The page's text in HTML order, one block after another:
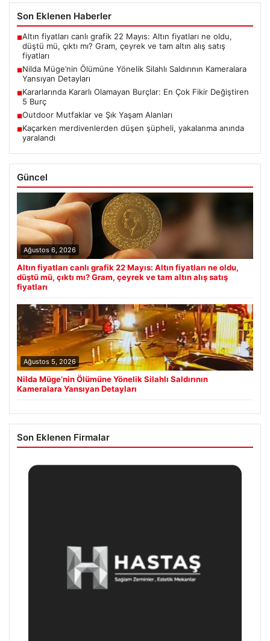
Son Eklenen Haberler
■Altın fiyatları canlı grafik 22 Mayıs: Altın fiyatları ne oldu,
düştü mü, çıktı mı? Gram, çeyrek ve tam altın alış satış
fiyatları
■Nilda Müge’nin Ölümüne Yönelik Silahlı Saldırının Kameralara
Yansıyan Detayları
■Kararlarında Kararlı Olamayan Burçlar: En Çok Fikir Değiştiren
5 Burç
■Outdoor Mutfaklar ve Şık Yaşam Alanları
■Kaçarken merdivenlerden düşen şüpheli, yakalanma anında
yaralandı
Güncel
Ağustos 6, 2026
Altın fiyatları canlı grafik 22 Mayıs: Altın fiyatları ne oldu,
düştü mü, çıktı mı? Gram, çeyrek ve tam altın alış satış
fiyatları
Ağustos 5, 2026
Nilda Müge’nin Ölümüne Yönelik Silahlı Saldırının
Kameralara Yansıyan Detayları
Son Eklenen Firmalar